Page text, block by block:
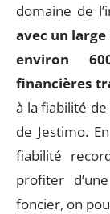
domaine de
avec un
environ
financières
à la fiabilité
de Jestimo.
fiabilité
profiter
foncier, on